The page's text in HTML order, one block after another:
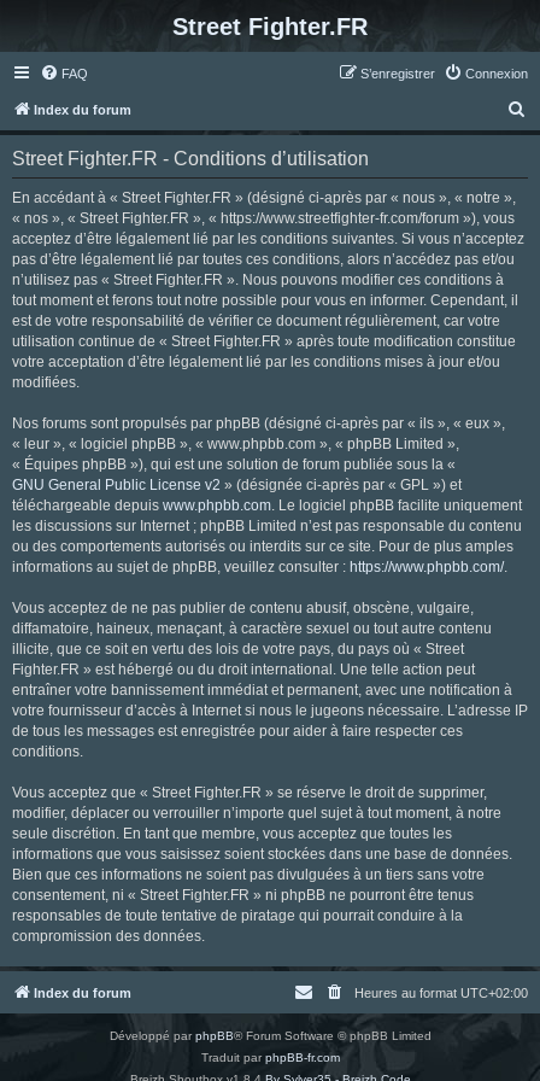
Street Fighter.FR
FAQ Connexion
S’enregistrer
Index du forum
e
Street Fighter.FR - Conditions d’utilisation
En accédant à « Street Fighter.FR » (désigné ci-après par « nous », « notre »,
« nos », « Street Fighter.FR », « https://www.streetfighter-fr.com/forum »), vous
acceptez d’être légalement lié par les conditions suivantes. Si vous n’acceptez
pas d’être légalement lié par toutes ces conditions, alors n’accédez pas et/ou
n’utilisez pas « Street Fighter.FR ». Nous pouvons modifier ces conditions à
tout moment et ferons tout notre possible pour vous en informer. Cependant, il
est de votre responsabilité de vérifier ce document régulièrement, car votre
utilisation continue de « Street Fighter.FR » après toute modification constitue
votre acceptation d’être légalement lié par les conditions mises à jour et/ou
modifiées.
Nos forums sont propulsés par phpBB (désigné ci-après par « ils », « eux »,
« leur », « logiciel phpBB », « www.phpbb.com », « phpBB Limited »,
« Équipes phpBB »), qui est une solution de forum publiée sous la «
GNU General Public License v2 » (désignée ci-après par « GPL ») et
téléchargeable depuis www.phpbb.com. Le logiciel phpBB facilite uniquement
les discussions sur Internet ; phpBB Limited n’est pas responsable du contenu
ou des comportements autorisés ou interdits sur ce site. Pour de plus amples
informations au sujet de phpBB, veuillez consulter : https://www.phpbb.com/.
Vous acceptez de ne pas publier de contenu abusif, obscène, vulgaire,
diffamatoire, haineux, menaçant, à caractère sexuel ou tout autre contenu
illicite, que ce soit en vertu des lois de votre pays, du pays où « Street
Fighter.FR » est hébergé ou du droit international. Une telle action peut
entraîner votre bannissement immédiat et permanent, avec une notification à
votre fournisseur d’accès à Internet si nous le jugeons nécessaire. L’adresse IP
de tous les messages est enregistrée pour aider à faire respecter ces
conditions.
Vous acceptez que « Street Fighter.FR » se réserve le droit de supprimer,
modifier, déplacer ou verrouiller n’importe quel sujet à tout moment, à notre
seule discrétion. En tant que membre, vous acceptez que toutes les
informations que vous saisissez soient stockées dans une base de données.
Bien que ces informations ne soient pas divulguées à un tiers sans votre
consentement, ni « Street Fighter.FR » ni phpBB ne pourront être tenus
responsables de toute tentative de piratage qui pourrait conduire à la
compromission des données.
Index du forum Heures au format UTC+02:00
Développé parphpBB® Forum Software © phpBB Limited
Traduit parphpBB-fr.com